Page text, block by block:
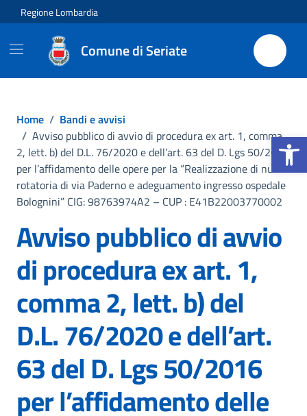
Apri la
Vai ai contenuti
Vai al footer
Regione Lombardia
Comune di Seriate
Home / Bandi e avvisi
/ Avviso pubblico di avvio di procedura ex art. 1, comma
2, lett. b) del D.L. 76/2020 e dell’art. 63 del D. Lgs 50/2016
per l’affidamento delle opere per la “Realizzazione di nuova
rotatoria di via Paderno e adeguamento ingresso ospedale
Bolognini” CIG: 98763974A2 – CUP : E41B22003770002
Avviso pubblico di avvio
di procedura ex art. 1,
comma 2, lett. b) del
D.L. 76/2020 e dell’art.
63 del D. Lgs 50/2016
per l’affidamento delle